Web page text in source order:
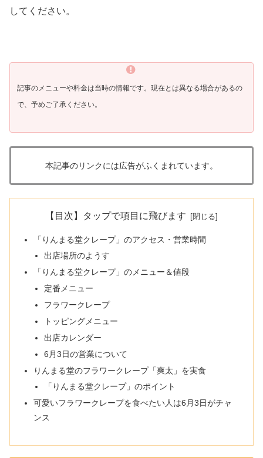
してください。
記事のメニューや料金は当時の情報です。現在とは異なる場合があるの
で、予めご了承ください。
本記事のリンクには広告がふくまれています。
【目次】タップで項目に飛びます
「りんまる堂クレープ」のアクセス・営業時間
出店場所のようす
「りんまる堂クレープ」のメニュー＆値段
定番メニュー
フラワークレープ
トッピングメニュー
出店カレンダー
6月3日の営業について
りんまる堂のフラワークレープ「爽太」を実食
「りんまる堂クレープ」のポイント
可愛いフラワークレープを食べたい人は6月3日がチャ
ンス